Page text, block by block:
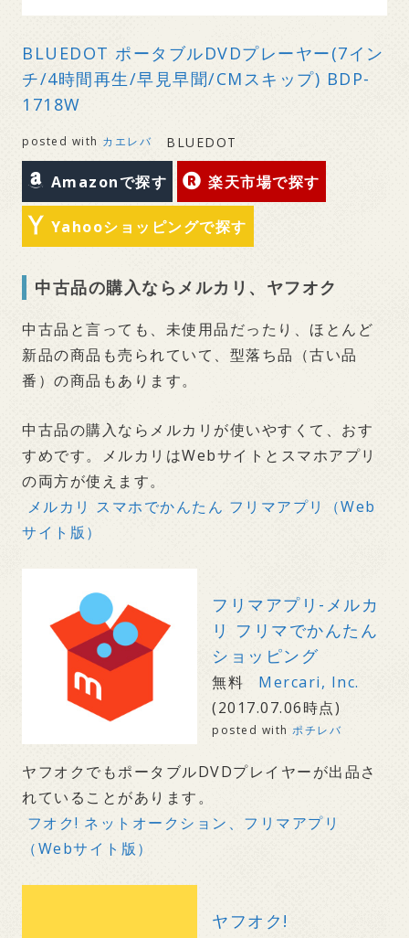
BLUEDOT ポータブルDVDプレーヤー(7イン
チ/4時間再生/早見早聞/CMスキップ) BDP-
1718W
posted with カエレバ BLUEDOT
Amazonで探す 楽天市場で探す
Yahooショッピングで探す
中古品の購入ならメルカリ、ヤフオク
中古品と言っても、未使用品だったり、ほとんど
新品の商品も売られていて、型落ち品（古い品
番）の商品もあります。
中古品の購入ならメルカリが使いやすくて、おす
すめです。メルカリはWebサイトとスマホアプリ
の両方が使えます。
メルカリ スマホでかんたん フリマアプリ（Web
サイト版）
フリマアプリ-メルカ
リ フリマでかんたん
ショッピング
無料
Mercari, Inc.
(2017.07.06時点)
posted with ポチレバ
ヤフオクでもポータブルDVDプレイヤーが出品さ
れていることがあります。
フオク! ネットオークション、フリマアプリ
（Webサイト版）
ヤフオク!